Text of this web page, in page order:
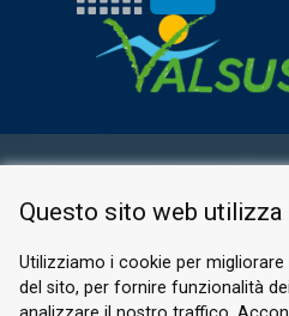
PRIVACY
Questo sito web utilizza
Utilizziamo i cookie per
del sito, per fornire funzionalità